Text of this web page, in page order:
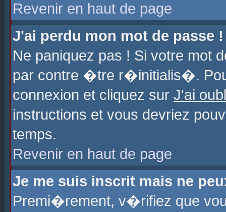
Revenir en haut de page
J'ai perdu mon mot de passe !
Ne paniquez pas ! Si votre
par contre �tre r�initialis�.
connexion et cliquez sur J'ai
instructions et vous devriez
temps.
Revenir en haut de page
Je me suis inscrit mais ne
Premi�rement, v�rifiez que